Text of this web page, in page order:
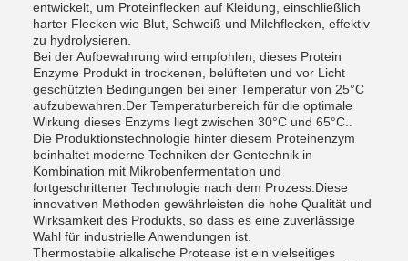
entwickelt, um Proteinflecken auf Kleidung, einschließlich
harter Flecken wie Blut, Schweiß und Milchflecken, effektiv
zu hydrolysieren.
Bei der Aufbewahrung wird empfohlen, dieses Protein
Enzyme Produkt in trockenen, belüfteten und vor Licht
geschützten Bedingungen bei einer Temperatur von 25°C
aufzubewahren.Der Temperaturbereich für die optimale
Wirkung dieses Enzyms liegt zwischen 30°C und 65°C..
Die Produktionstechnologie hinter diesem Proteinenzym
beinhaltet moderne Techniken der Gentechnik in
Kombination mit Mikrobenfermentation und
fortgeschrittener Technologie nach dem Prozess.Diese
innovativen Methoden gewährleisten die hohe Qualität und
Wirksamkeit des Produkts, so dass es eine zuverlässige
Wahl für industrielle Anwendungen ist.
Thermostabile alkalische Protease ist ein vielseitiges